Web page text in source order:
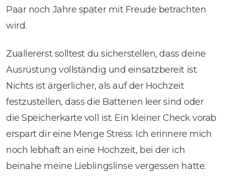
Paar noch Jahre später mit Freude betrachten
wird.
Zuallererst solltest du sicherstellen, dass deine
Ausrüstung vollständig und einsatzbereit ist.
Nichts ist ärgerlicher, als auf der Hochzeit
festzustellen, dass die Batterien leer sind oder
die Speicherkarte voll ist. Ein kleiner Check vorab
erspart dir eine Menge Stress. Ich erinnere mich
noch lebhaft an eine Hochzeit, bei der ich
beinahe meine Lieblingslinse vergessen hätte.